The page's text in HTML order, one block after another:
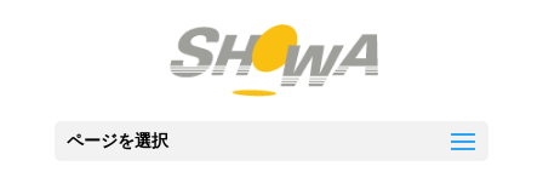
ページを選択